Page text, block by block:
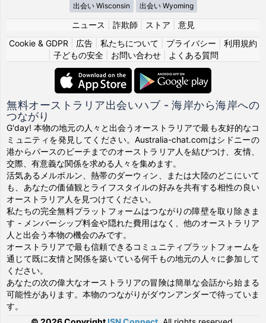
出会い Wisconsin 出会い Wyoming
ニュース 詐欺師 ストア
意見
Cookie & GDPR
広告 私たちについて プライバシー
利用規約
子どもの安全| お問い合わせ| よくある質問
無料オーストラリア出会いハブ - 海岸から海岸への
つながり
G'day! 本物の地元の人々と出会うオーストラリアで最も友好的なコ
ミュニティを発見してください。Australia-chat.comはシドニーの
港からパースのビーチまでのオーストラリア人を結びつけ、友情、
交際、有意義な関係を求める人々を集めます。
活気あるメルボルン、熱帯のダーウィン、または大陸のどこにいて
も、あなたの価値観とライフスタイルの好みを共有する相性の良い
オーストラリア人を見つけてください。
私たちの完全無料プラットフォームはつながりの障壁を取り除きま
す - メンバーシップ料金や隠れた費用はなく、他のオーストラリア
人と出会う本物の機会のみです。
オーストラリアで最も信頼できるコミュニティプラットフォームを
通じて既に友情と関係を築いている何千もの地元の人々に参加して
ください。
あなたの次の偉大なオーストラリアの冒険は簡単な会話から始まる
可能性があります。本物のつながりがダウンアンダーで待っていま
す。